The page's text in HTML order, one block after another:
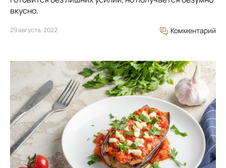
вкусно.
29 августа, 2022 Комментарий